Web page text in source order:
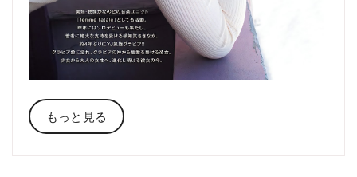
もっと見る